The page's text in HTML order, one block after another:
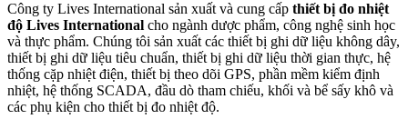
Công ty Lives International sản xuất và cung cấp thiết bị đo nhiệt
độ Lives International cho ngành dược phẩm, công nghệ sinh học
và thực phẩm. Chúng tôi sản xuất các thiết bị ghi dữ liệu không dây,
thiết bị ghi dữ liệu tiêu chuẩn, thiết bị ghi dữ liệu thời gian thực, hệ
thống cặp nhiệt điện, thiết bị theo dõi GPS, phần mềm kiểm định
nhiệt, hệ thống SCADA, đầu dò tham chiếu, khối và bể sấy khô và
các phụ kiện cho thiết bị đo nhiệt độ.